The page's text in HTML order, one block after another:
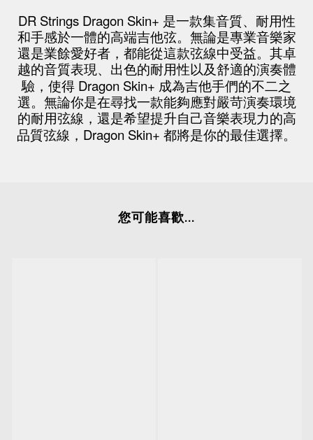
DR Strings Dragon Skin+ 是一款集音質、耐用性
和手感於一體的高端吉他弦。無論是專業音樂家
還是業餘愛好者，都能從這款弦線中受益。其卓
越的音質表現、出色的耐用性以及舒適的演奏體
驗，使得 Dragon Skin+ 成為吉他手們的不二之
選。無論你是在尋找一款能夠應對嚴苛演奏環境
的耐用弦線，還是希望提升自己音樂表現力的高
品質弦線， Dragon Skin+ 都將是你的最佳選擇。
您可能喜歡...